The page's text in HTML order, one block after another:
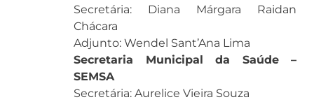
Secretária: Diana Márgara Raidan
Chácara
Adjunto: Wendel Sant’Ana Lima
Secretaria Municipal da Saúde –
SEMSA
Secretária: Aurelice Vieira Souza